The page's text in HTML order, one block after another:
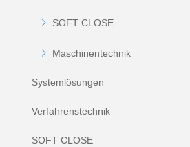
SOFT CLOSE
Maschinentechnik
Systemlösungen
Verfahrenstechnik
SOFT CLOSE